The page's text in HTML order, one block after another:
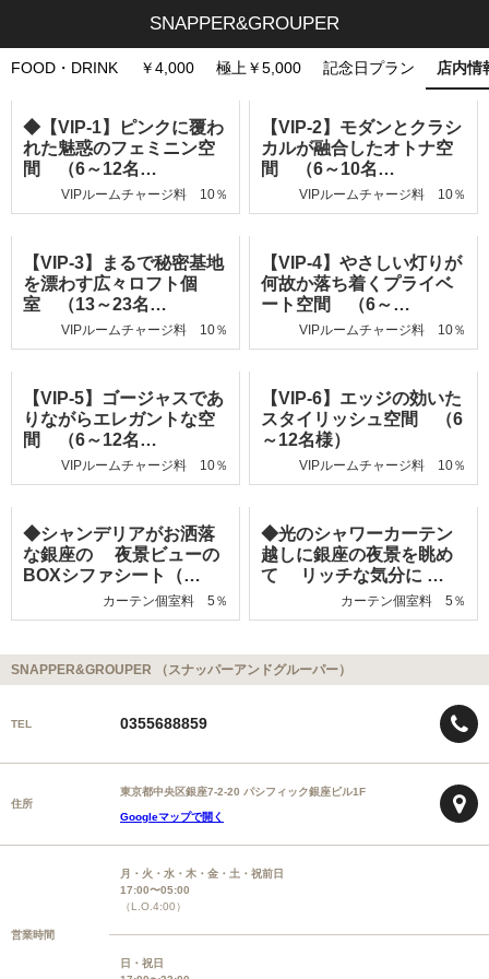
SNAPPER&GROUPER
FOOD・DRINK ￥4,000 極上￥5,000 記念日プラン 店内情
◆【VIP-1】ピンクに覆わ
れた魅惑のフェミニン空
間 （6～12名…
VIPルームチャージ料 10％
【VIP-2】モダンとクラシ
カルが融合したオトナ空
間 （6～10名…
VIPルームチャージ料 10％
【VIP-3】まるで秘密基地
を漂わす広々ロフト個
室 （13～23名…
VIPルームチャージ料 10％
【VIP-4】やさしい灯りが
何故か落ち着くプライベ
ート空間 （6～…
VIPルームチャージ料 10％
【VIP-5】ゴージャスであ
りながらエレガントな空
間 （6～12名…
VIPルームチャージ料 10％
【VIP-6】エッジの効いた
スタイリッシュ空間 （6
～12名様）
VIPルームチャージ料 10％
◆シャンデリアがお洒落
な銀座の 夜景ビューの
BOXシファシート（…
カーテン個室料 5％
◆光のシャワーカーテン
越しに銀座の夜景を眺め
て リッチな気分に …
カーテン個室料 5％
SNAPPER&GROUPER （スナッパーアンドグルーパー）
TEL 0355688859
住所
東京都中央区銀座7-2-20 パシフィック銀座ビル1F
Googleマップで開く
営業時間
月・火・水・木・金・土・祝前日
17:00〜05:00
（L.O.4:00）
日・祝日